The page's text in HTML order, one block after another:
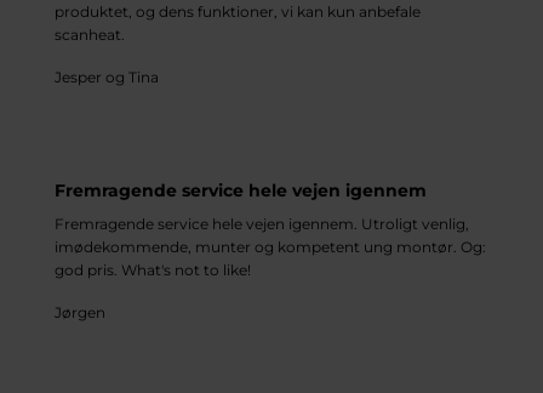
produktet, og dens funktioner, vi kan kun anbefale
scanheat.
Jesper og Tina
Fremragende service hele vejen igennem
Fremragende service hele vejen igennem. Utroligt venlig,
imødekommende, munter og kompetent ung montør. Og:
god pris. What's not to like!
Jørgen